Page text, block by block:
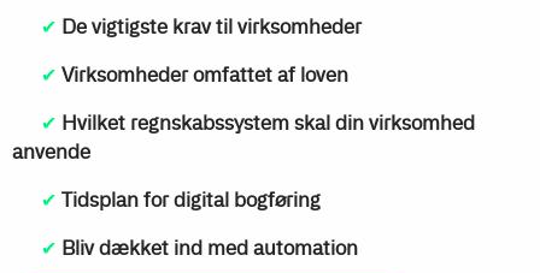
✔ De vigtigste krav til virksomheder
✔ Virksomheder omfattet af loven
✔ Hvilket regnskabssystem skal din virksomhed
anvende
✔ Tidsplan for digital bogføring
✔ Bliv dækket ind med automation